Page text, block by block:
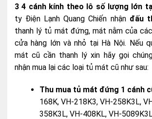
3 4 cánh kính theo lô số lượng lớn
ty Điện Lạnh Quang Chiến nhận đấu
thanh lý tủ mát đứng, mát nằm của
cửa hàng lớn và nhỏ tại Hà Nội. Nếu
mát cũ cần thanh lý xin hãy gọi
nhận mua lại các loại tủ mát cũ như sau:
Thu mua tủ mát đứng 1 cánh
168K, VH-218K3, VH-258K3L,
358K3L, VH-408KL, VH-